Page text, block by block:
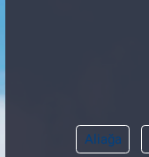
Aliağa